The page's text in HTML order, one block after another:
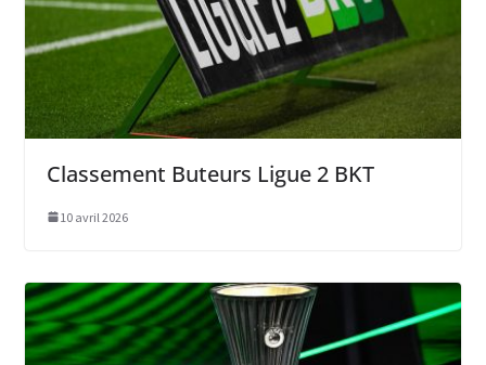
Classement Buteurs Ligue 2 BKT
10 avril 2026